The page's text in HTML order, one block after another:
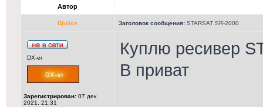
Автор
Djuiice Заголовок сообщения: STARSAT SR-2000
DX-er
Зарегистрирован: 07 дек
2021, 21:31
Куплю ресивер
В приват